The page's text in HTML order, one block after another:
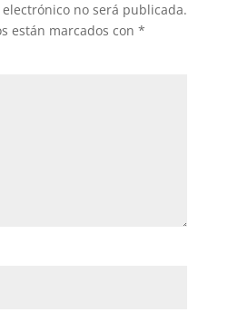
no será publicada.
están marcados con *